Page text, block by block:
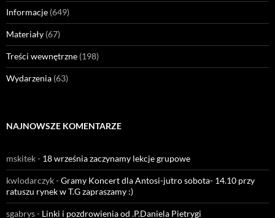
Informacje (649)
Materiały (67)
Treści wewnętrzne (198)
Wydarzenia (63)
NAJNOWSZE KOMENTARZE
mskitek- 18 września zaczynamy lekcje grupowe
kwlodarczyk-Gramy Koncert dla Antosi-jutro sobota- 14.10 przy
ratuszu rynek w T.G zapraszamy :)
sgabrys- Linki i pozdrowienia od .P.Daniela Pietrygi